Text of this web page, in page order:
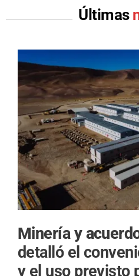
Últimas
Minería y
detalló el
y el uso previsto